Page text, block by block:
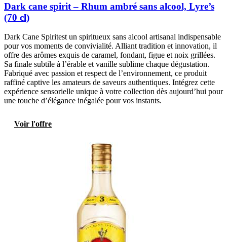
Dark cane spirit – Rhum ambré sans alcool, Lyre’s
(70 cl)
Dark Cane Spiritest un spiritueux sans alcool artisanal indispensable
pour vos moments de convivialité. Alliant tradition et innovation, il
offre des arômes exquis de caramel, fondant, figue et noix grillées.
Sa finale subtile à l’érable et vanille sublime chaque dégustation.
Fabriqué avec passion et respect de l’environnement, ce produit
raffiné captive les amateurs de saveurs authentiques. Intégrez cette
expérience sensorielle unique à votre collection dès aujourd’hui pour
une touche d’élégance inégalée pour vos instants.
Voir l'offre